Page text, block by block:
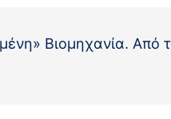
Βιομηχανία. Από